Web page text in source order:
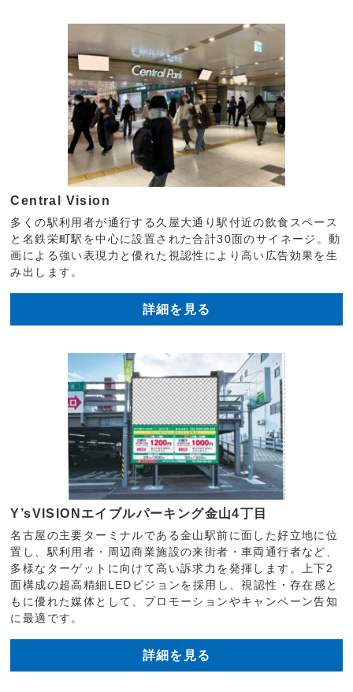
Central Vision
多くの駅利用者が通行する久屋大通り駅付近の飲食スペース
と名鉄栄町駅を中心に設置された合計30面のサイネージ。動
画による強い表現力と優れた視認性により高い広告効果を生
み出します。
詳細を見る
Y’sVISIONエイブルパーキング金山4丁目
名古屋の主要ターミナルである金山駅前に面した好立地に位
置し、駅利用者・周辺商業施設の来街者・車両通行者など、
多様なターゲットに向けて高い訴求力を発揮します。上下2
面構成の超高精細LEDビジョンを採用し、視認性・存在感と
もに優れた媒体として、プロモーションやキャンペーン告知
に最適です。
詳細を見る